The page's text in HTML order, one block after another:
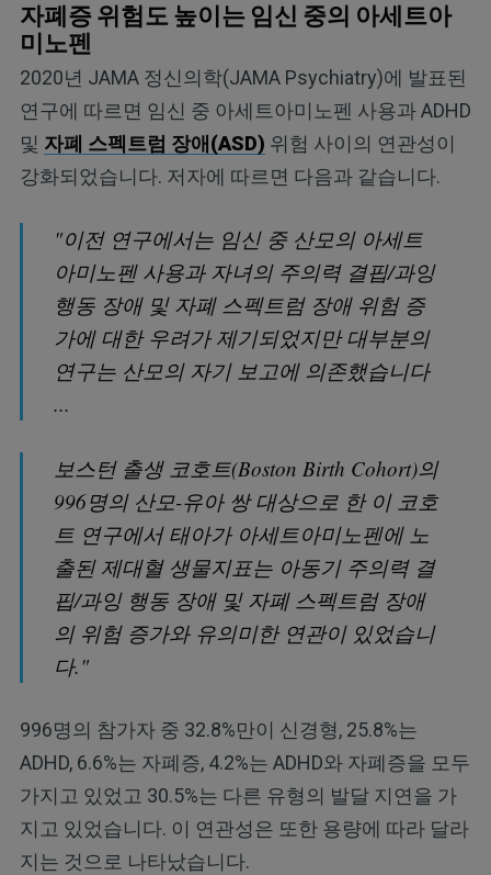
자폐증 위험도 높이는 임신 중의 아세트아
미노펜
2020년 JAMA 정신의학(JAMA Psychiatry)에 발표된
연구에 따르면 임신 중 아세트아미노펜 사용과 ADHD
및 자폐 스펙트럼 장애(ASD) 위험 사이의 연관성이
강화되었습니다. 저자에 따르면 다음과 같습니다.
"이전 연구에서는 임신 중 산모의 아세트
아미노펜 사용과 자녀의 주의력 결핍/과잉
행동 장애 및 자폐 스펙트럼 장애 위험 증
가에 대한 우려가 제기되었지만 대부분의
연구는 산모의 자기 보고에 의존했습니다
...
보스턴 출생 코호트(Boston Birth Cohort)의
996명의 산모-유아 쌍 대상으로 한 이 코호
트 연구에서 태아가 아세트아미노펜에 노
출된 제대혈 생물지표는 아동기 주의력 결
핍/과잉 행동 장애 및 자폐 스펙트럼 장애
의 위험 증가와 유의미한 연관이 있었습니
다."
996명의 참가자 중 32.8%만이 신경형, 25.8%는
ADHD, 6.6%는 자폐증, 4.2%는 ADHD와 자폐증을 모두
가지고 있었고 30.5%는 다른 유형의 발달 지연을 가
지고 있었습니다. 이 연관성은 또한 용량에 따라 달라
지는 것으로 나타났습니다.